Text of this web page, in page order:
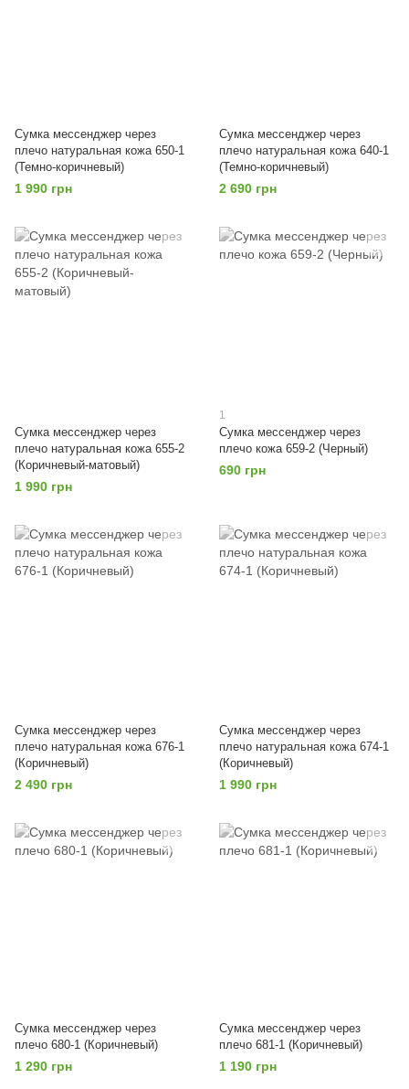
Сумка мессенджер через
плечо натуральная кожа 650-1
(Темно-коричневый)
1 990 грн
Сумка мессенджер через
плечо натуральная кожа 640-1
(Темно-коричневый)
2 690 грн
Сумка мессенджер через
плечо натуральная кожа 655-2
(Коричневый-матовый)
1 990 грн
1
Сумка мессенджер через
плечо кожа 659-2 (Черный)
690 грн
Сумка мессенджер через
плечо натуральная кожа 676-1
(Коричневый)
2 490 грн
Сумка мессенджер через
плечо натуральная кожа 674-1
(Коричневый)
1 990 грн
Сумка мессенджер через
плечо 680-1 (Коричневый)
1 290 грн
Сумка мессенджер через
плечо 681-1 (Коричневый)
1 190 грн